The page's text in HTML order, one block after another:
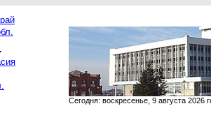
Сегодня: воскресенье, 9 августа 2026